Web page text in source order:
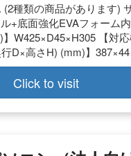
種類の商品があります)
+底面強化EVAフォーム
W425×D45×H305 【対
D×高さH) (mm)】
Click to visit